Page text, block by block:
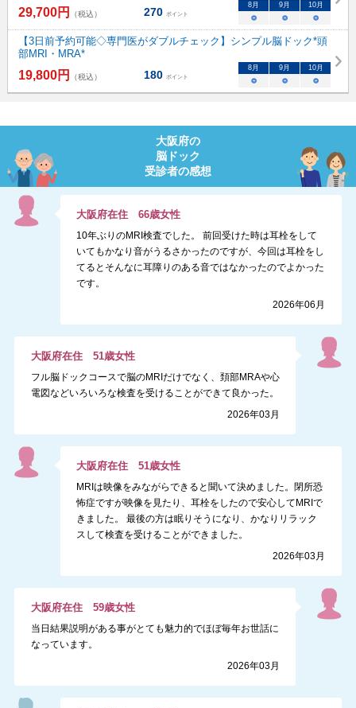
29,700円 （税込） 270 ポイント
8月 9月 10月
○ ○ ○
【3日前予約可能◇専門医がダブルチェック】シンプル脳ドック*頭
部MRI・MRA*
19,800円 （税込） 180 ポイント
8月 9月 10月
○ ○ ○
大阪府の
脳ドック
受診者の感想
大阪府在住66歳女性
10年ぶりのMRI検査でした。 前回受けた時は耳栓をして
いてもかなり音がうるさかったのですが、今回は耳栓をし
てるとそんなに耳障りのある音ではなかったのでよかった
です。
2026年06月
大阪府在住 51歳女性
フル脳ドックコースで脳のMRIだけでなく、頚部MRAや心
電図などいろいろな検査を受けることができて良かった。
2026年03月
大阪府在住51歳女性
MRIは映像をみながらできると聞いて決めました。閉所恐
怖症ですが映像を見たり、耳栓をしたので安心してMRIで
きました。 最後の方は眠りそうになり、かなりリラック
スして検査を受けることができました。
2026年03月
大阪府在住 59歳女性
当日結果説明がある事がとても魅力的でほぼ毎年お世話に
なっています。
2026年03月